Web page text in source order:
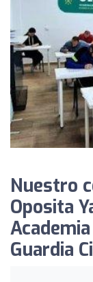
Nuestro
Oposita
Guardia